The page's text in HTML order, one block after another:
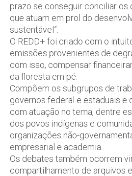
prazo se conseguir conciliar
que atuam em prol do
sustentável”.
O REDD+ foi criado com o
emissões provenientes de
com isso, compensar
da floresta em pé.
Compõem os subgrupos de
governos federal e estaduais e
com atuação no tema, dentre
dos povos indígenas e
organizações não-
empresarial e academia.
Os debates também ocorrem
compartilhamento de arquivos